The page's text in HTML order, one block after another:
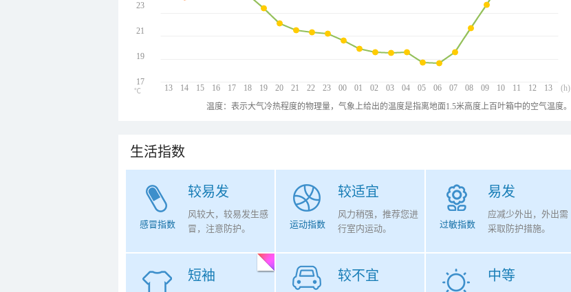
13 14 15 16 17 18 19 20 21 22 23 00 01 02 03 04 05 06 07 08 09 10 11 12 13
23
21
19
17
(h)
℃
温度：表示大气冷热程度的物理量，气象上给出的温度是指离地面1.5米高度上百叶箱中的空气温度。
生活指数
较易发
感冒指数
风较大，较易发生感
冒，注意防护。
较适宜
运动指数
风力稍强，推荐您进
行室内运动。
易发
过敏指数
应减少外出，外出需
采取防护措施。
短袖 较不宜 中等